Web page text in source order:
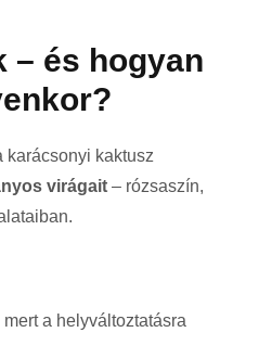
– és hogyan
karácsonyi kaktusz
virágait – rózsaszín,
a helyváltoztatásra